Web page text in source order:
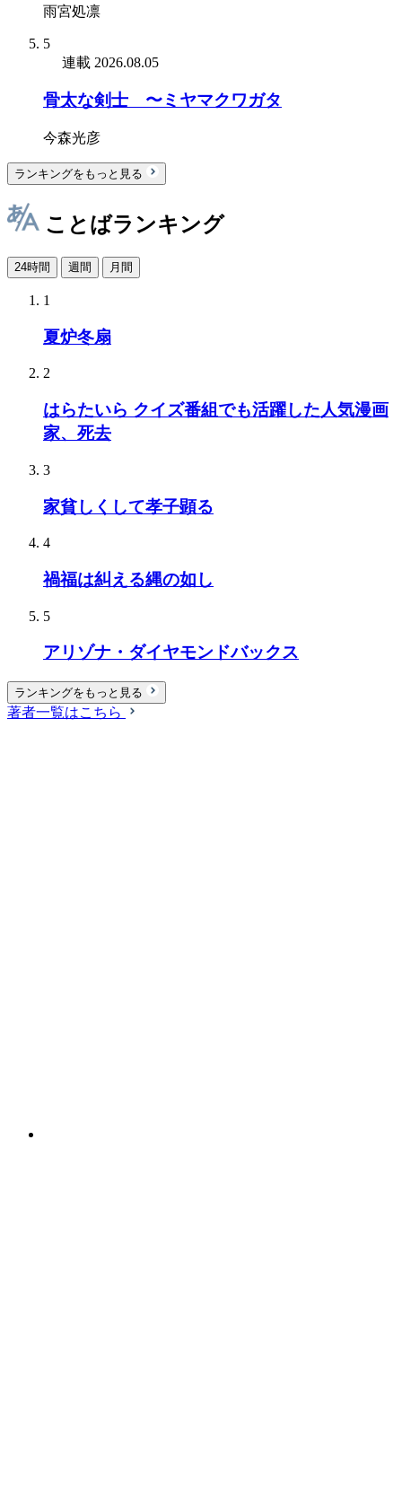
雨宮処凛
5
連載 2026.08.05
骨太な剣士 〜ミヤマクワガタ
今森光彦
ランキングをもっと見る
ことばランキング
24時間 週間 月間
1
夏炉冬扇
2
はらたいら クイズ番組でも活躍した人気漫画
家、死去
3
家貧しくして孝子顕る
4
禍福は糾える縄の如し
5
アリゾナ・ダイヤモンドバックス
ランキングをもっと見る
著者一覧はこちら